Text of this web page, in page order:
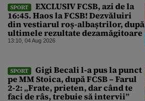
SPORT
EXCLUSIV FCSB, azi de la
16:45. Haos la FCSB! Dezvăluiri
din vestiarul roș-albaștrilor, după
ultimele rezultate dezamăgitoare
13:10, 04 Aug 2026
SPORT
Gigi Becali l-a pus la punct
pe MM Stoica, după FCSB – Farul
2-2: „Frate, prieten, dar când te
faci de râs, trebuie să intervii”